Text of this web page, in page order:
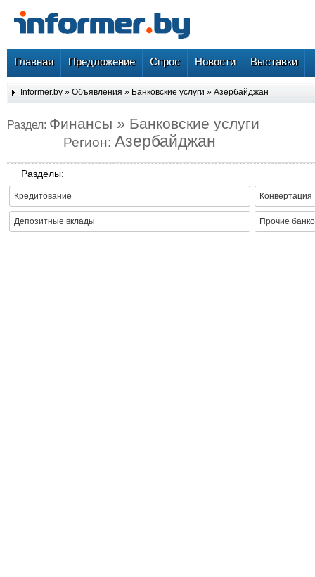
Главная Предложение Спрос Новости Выставки
Informer.by » Объявления » Банковские услуги » Азербайджан
Раздел: Финансы » Банковские услуги
Регион: Азербайджан
Разделы:
Кредитование Конвертация
Депозитные вклады Прочие